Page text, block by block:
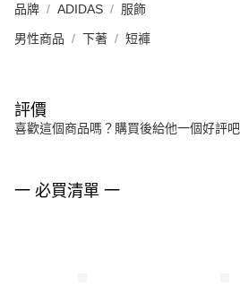
品牌 ADIDAS 服飾
男性商品 下著 短褲
評價
喜歡這個商品嗎？購買後給他一個好評吧
一 必買清單 一